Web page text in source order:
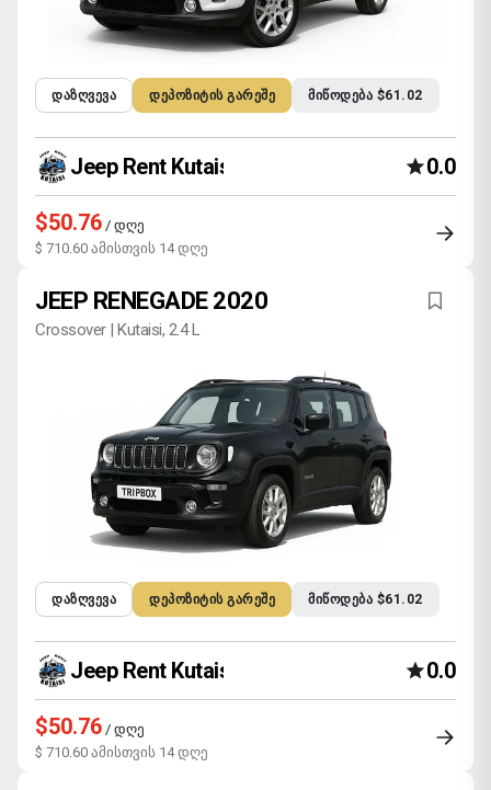
ᲓᲐᲖᲦᲕᲔᲕᲐ ᲓᲔᲞᲝᲖᲘᲢᲘᲡ ᲒᲐᲠᲔᲨᲔ ᲛᲘᲬᲝᲓᲔᲑᲐ $61.02
Jeep Rent Kutaisi 0.0
$50.76 / დღე
$ 710.60 ამისთვის 14 დღე
JEEP RENEGADE 2020
Crossover | Kutaisi, 2.4 L
ᲓᲐᲖᲦᲕᲔᲕᲐ ᲓᲔᲞᲝᲖᲘᲢᲘᲡ ᲒᲐᲠᲔᲨᲔ ᲛᲘᲬᲝᲓᲔᲑᲐ $61.02
Jeep Rent Kutaisi 0.0
$50.76 / დღე
$ 710.60 ამისთვის 14 დღე